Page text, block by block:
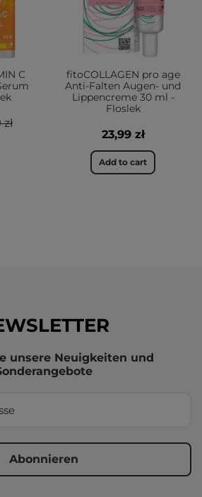
C
fitoCOLLAGEN pro age
Anti-Falten Augen- und
Lippencreme 30 ml -
Floslek
23,99 zł
Add to cart
unsere Neuigkeiten und